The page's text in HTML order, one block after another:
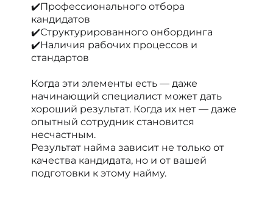
✔️Профессионального отбора
кандидатов
✔️Структурированного онбординга
✔️Наличия рабочих процессов и
стандартов
Когда эти элементы есть — даже
начинающий специалист может дать
хороший результат. Когда их нет — даже
опытный сотрудник становится
несчастным.
Результат найма зависит не только от
качества кандидата, но и от вашей
подготовки к этому найму.